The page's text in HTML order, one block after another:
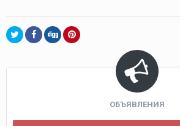
ОБЪЯВЛЕНИЯ